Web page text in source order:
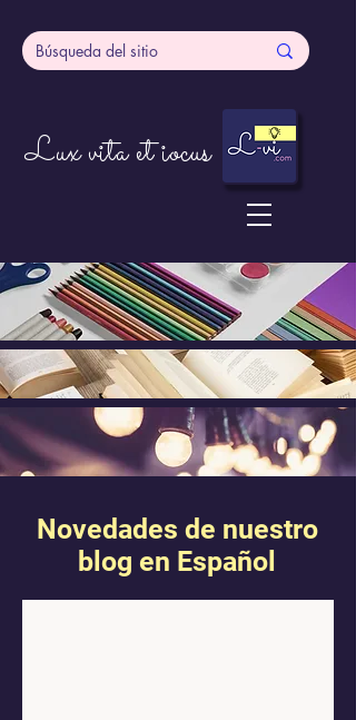
Lux vita et iocus
Novedades de nuestro
blog en Español